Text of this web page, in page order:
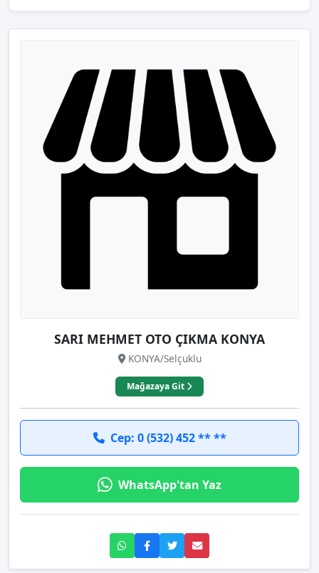
SARI MEHMET OTO ÇIKMA KONYA
KONYA/Selçuklu
Mağazaya Git
Cep: 0 (532) 452 ** **
WhatsApp'tan Yaz